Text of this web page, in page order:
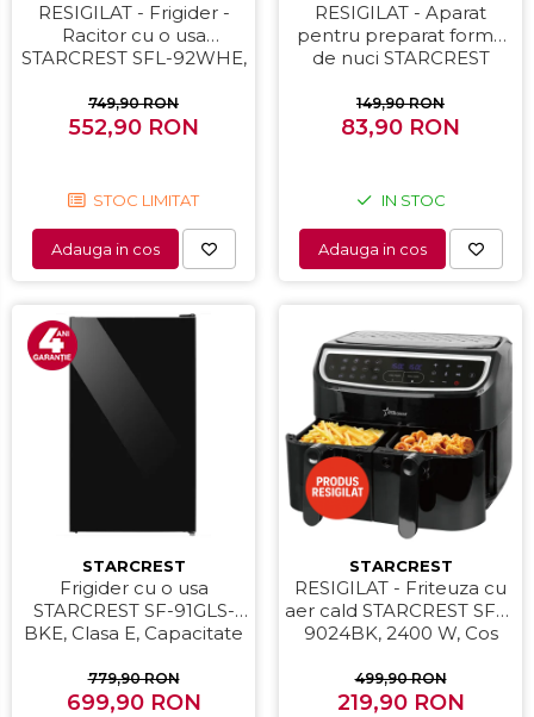
RESIGILAT - Frigider -
Racitor cu o usa
STARCREST SFL-92WHE,
Iluminare interioara,H 83
cm, Alb
749,90 RON
552,90 RON
STOC LIMITAT
Adauga in cos
RESIGILAT - Aparat
pentru preparat forme
de nuci STARCREST
1400W, Indicator luminos,
Placi antiaderente,
149,90 RON
83,90 RON
IN STOC
Adauga in cos
STARCREST
Frigider cu o usa
STARCREST SF-91GLS-
BKE, Clasa E, Capacitate
H 83 cm, Sticla Neagra
779,90 RON
699,90 RON
STARCREST
RESIGILAT - Friteuza cu
aer cald STARCREST SFR-
9024BK, 2400 W, Cos
80 - 200 °C, 12 programe,
Negru
499,90 RON
219,90 RON